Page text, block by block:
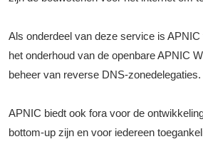
Als onderdeel van deze service is
het onderhoud van de openbare APNIC
beheer van reverse DNS-zonedelegaties.
APNIC biedt ook fora voor de
bottom-up zijn en voor iedereen